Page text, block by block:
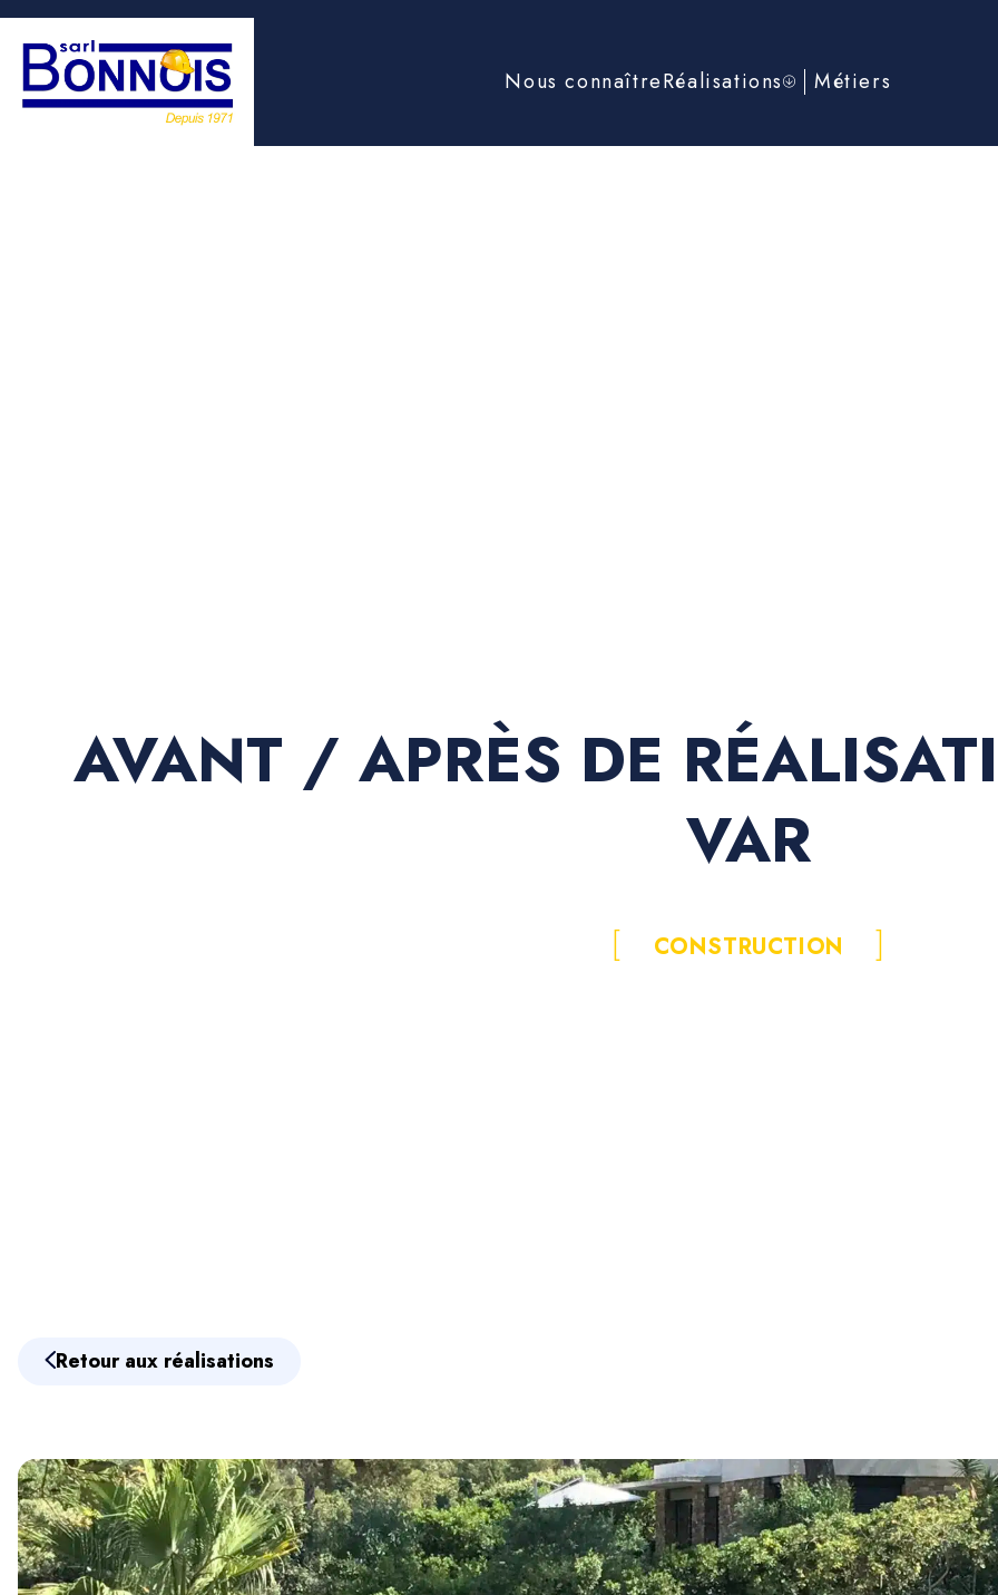
Nous connaîtreRéalisations Métiers
AVANT / APRÈS DE
VAR
CONSTRUCTION
Retour aux réalisations